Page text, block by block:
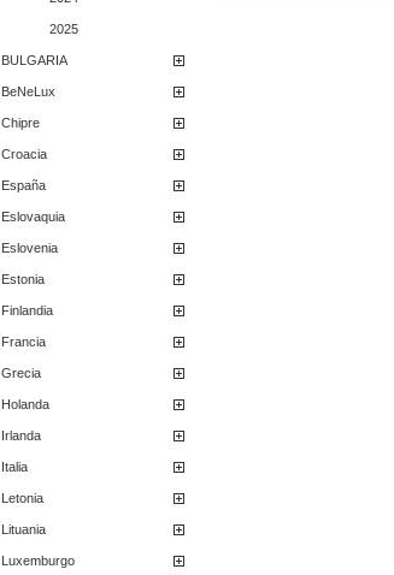
2025
BULGARIA
BeNeLux
Chipre
Croacia
España
Eslovaquia
Eslovenia
Estonia
Finlandia
Francia
Grecia
Holanda
Irlanda
Italia
Letonia
Lituania
Luxemburgo